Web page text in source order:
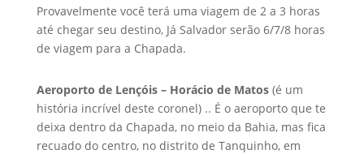
Provavelmente você terá uma viagem de 2 a 3 horas
até chegar seu destino, Já Salvador serão 6/7/8 horas
de viagem para a Chapada.
Aeroporto de Lençóis – Horácio de Matos(é um
história incrível deste coronel) .. É o aeroporto que te
deixa dentro da Chapada, no meio da Bahia, mas fica
recuado do centro, no distrito de Tanquinho, em